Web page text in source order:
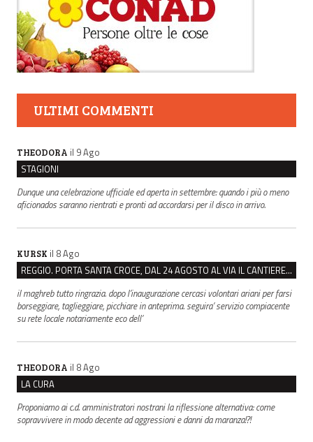
ULTIMI COMMENTI
THEODORA il 9 Ago
STAGIONI
Dunque una celebrazione ufficiale ed aperta in settembre: quando i più o meno
aficionados saranno rientrati e pronti ad accordarsi per il disco in arrivo.
KURSK il 8 Ago
REGGIO. PORTA SANTA CROCE, DAL 24 AGOSTO AL VIA IL CANTIERE PER IL NUOVO COLLETTORE FOGNARIO
il maghreb tutto ringrazia. dopo l’inaugurazione cercasi volontari ariani per farsi
borseggiare, taglieggiare, picchiare in anteprima. seguira’ servizio compiacente
su rete locale notariamente eco dell’
THEODORA il 8 Ago
LA CURA
Proponiamo ai c.d. amministratori nostrani la riflessione alternativa: come
sopravvivere in modo decente ad aggressioni e danni da maranza!?!